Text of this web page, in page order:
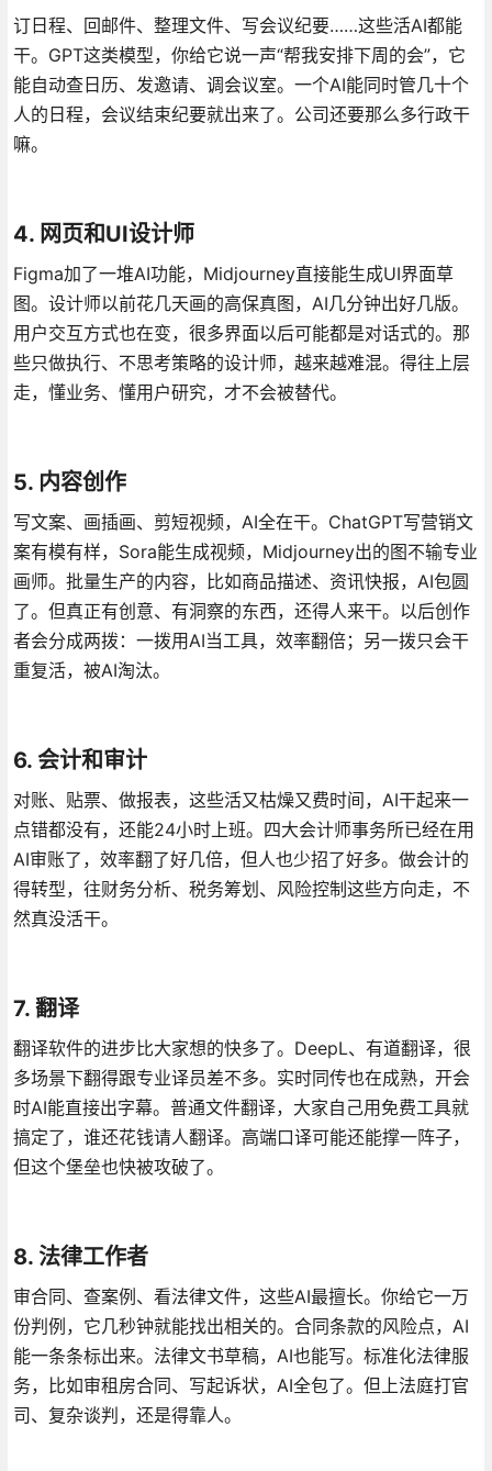
订日程、回邮件、整理文件、写会议纪要……这些活AI都能
干。GPT这类模型，你给它说一声“帮我安排下周的会”，它
能自动查日历、发邀请、调会议室。一个AI能同时管几十个
人的日程，会议结束纪要就出来了。公司还要那么多行政干
嘛。
4. 网页和UI设计师
Figma加了一堆AI功能，Midjourney直接能生成UI界面草
图。设计师以前花几天画的高保真图，AI几分钟出好几版。
用户交互方式也在变，很多界面以后可能都是对话式的。那
些只做执行、不思考策略的设计师，越来越难混。得往上层
走，懂业务、懂用户研究，才不会被替代。
5. 内容创作
写文案、画插画、剪短视频，AI全在干。ChatGPT写营销文
案有模有样，Sora能生成视频，Midjourney出的图不输专业
画师。批量生产的内容，比如商品描述、资讯快报，AI包圆
了。但真正有创意、有洞察的东西，还得人来干。以后创作
者会分成两拨：一拨用AI当工具，效率翻倍；另一拨只会干
重复活，被AI淘汰。
6. 会计和审计
对账、贴票、做报表，这些活又枯燥又费时间，AI干起来一
点错都没有，还能24小时上班。四大会计师事务所已经在用
AI审账了，效率翻了好几倍，但人也少招了好多。做会计的
得转型，往财务分析、税务筹划、风险控制这些方向走，不
然真没活干。
7. 翻译
翻译软件的进步比大家想的快多了。DeepL、有道翻译，很
多场景下翻得跟专业译员差不多。实时同传也在成熟，开会
时AI能直接出字幕。普通文件翻译，大家自己用免费工具就
搞定了，谁还花钱请人翻译。高端口译可能还能撑一阵子，
但这个堡垒也快被攻破了。
8. 法律工作者
审合同、查案例、看法律文件，这些AI最擅长。你给它一万
份判例，它几秒钟就能找出相关的。合同条款的风险点，AI
能一条条标出来。法律文书草稿，AI也能写。标准化法律服
务，比如审租房合同、写起诉状，AI全包了。但上法庭打官
司、复杂谈判，还是得靠人。